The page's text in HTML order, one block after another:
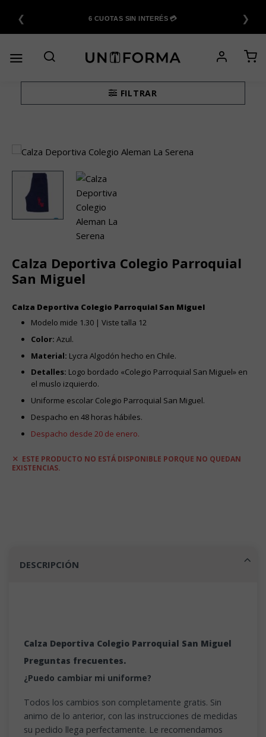
contenido
❮ 6 CUOTAS SIN INTERÉS 💳 ❯
FILTRAR
Calza Deportiva Colegio Parroquial
San Miguel
Calza Deportiva Colegio Parroquial San Miguel
Modelo mide 1.30 | Viste talla 12
Color: Azul.
Material: Lycra Algodón hecho en Chile.
Detalles: Logo bordado «Colegio Parroquial San Miguel» en
el muslo izquierdo.
Uniforme escolar Colegio Parroquial San Miguel.
Despacho en 48 horas hábiles.
Despacho desde 20 de enero.
ESTE PRODUCTO NO ESTÁ DISPONIBLE PORQUE NO QUEDAN
EXISTENCIAS.
DESCRIPCIÓN
Calza Deportiva Colegio Parroquial San Miguel
Preguntas frecuentes.
¿Puedo cambiar mi uniforme?
Todos los cambios son completamente gratis. Sin
animo de lo anterior, con las instrucciones de medidas
su pedido llega perfectamente. Le recomendamos